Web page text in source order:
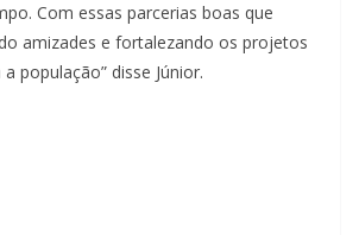
Com essas parcerias boas que
amizades e fortalezando os projetos
população” disse Júnior.